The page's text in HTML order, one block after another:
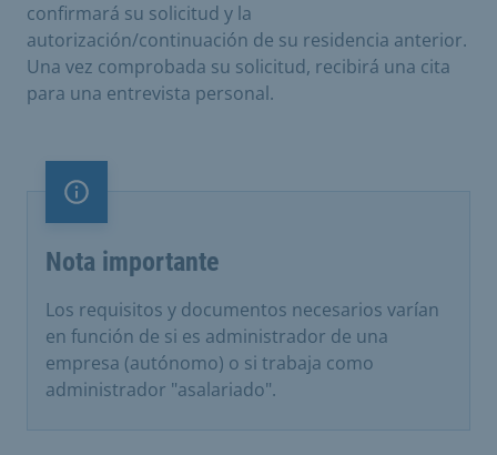
confirmará su solicitud y la
autorización/continuación de su residencia anterior.
Una vez comprobada su solicitud, recibirá una cita
para una entrevista personal.
Nota importante
Nota importante
Los requisitos y documentos necesarios varían
en función de si es administrador de una
empresa (autónomo) o si trabaja como
administrador "asalariado".